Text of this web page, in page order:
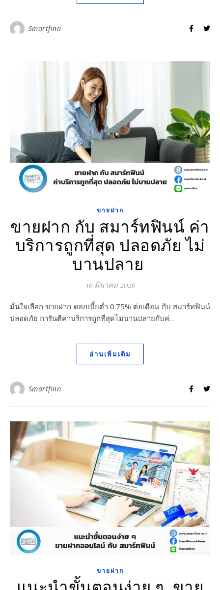
Smartfinn
ขายฝาก
ขายฝาก กับ สมาร์ทฟินน์ ค่า
บริการถูกที่สุด ปลอดภัย ไม่
บานปลาย
16 มีนาคม 2026
มั่นใจเลือก ขายฝาก ดอกเบี้ยต่ำ 0.75% ต่อเดือน กับ สมาร์ทฟินน์
ปลอดภัย การันตีค่าบริการถูกที่สุดไม่บานปลายกับค่…
อ่านเพิ่มเติม
Smartfinn
ขายฝาก